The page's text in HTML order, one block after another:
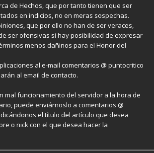
de Hechos, que por tanto tienen que ser
en indicios, no en meras sospechas.
que por ello no han de ser veraces,
ser ofensivas si hay posibilidad de expresar
menos dañinos para el Honor del
al e-mail comentarios @ puntocritico
al email de contacto.
mal funcionamiento del servidor a la hora de
puede enviárnoslo a comentarios @
el título del artículo que desea
o nick con el que desea hacer la